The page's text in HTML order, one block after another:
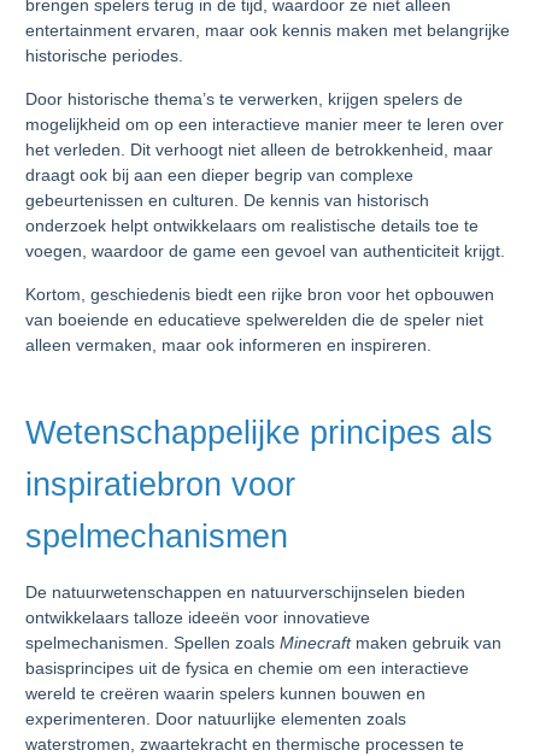
brengen spelers terug in de tijd, waardoor ze niet alleen
entertainment ervaren, maar ook kennis maken met belangrijke
historische periodes.
Door historische thema’s te verwerken, krijgen spelers de
mogelijkheid om op een interactieve manier meer te leren over
het verleden. Dit verhoogt niet alleen de betrokkenheid, maar
draagt ook bij aan een dieper begrip van complexe
gebeurtenissen en culturen. De kennis van historisch
onderzoek helpt ontwikkelaars om realistische details toe te
voegen, waardoor de game een gevoel van authenticiteit krijgt.
Kortom, geschiedenis biedt een rijke bron voor het opbouwen
van boeiende en educatieve spelwerelden die de speler niet
alleen vermaken, maar ook informeren en inspireren.
Wetenschappelijke principes als
inspiratiebron voor
spelmechanismen
De natuurwetenschappen en natuurverschijnselen bieden
ontwikkelaars talloze ideeën voor innovatieve
spelmechanismen. Spellen zoalsMinecraftmaken gebruik van
basisprincipes uit de fysica en chemie om een interactieve
wereld te creëren waarin spelers kunnen bouwen en
experimenteren. Door natuurlijke elementen zoals
waterstromen, zwaartekracht en thermische processen te